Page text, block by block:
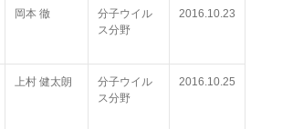
岡本 徹
分子ウイル
ス分野
2016.10.23
上村 健太朗
分子ウイル
ス分野
2016.10.25